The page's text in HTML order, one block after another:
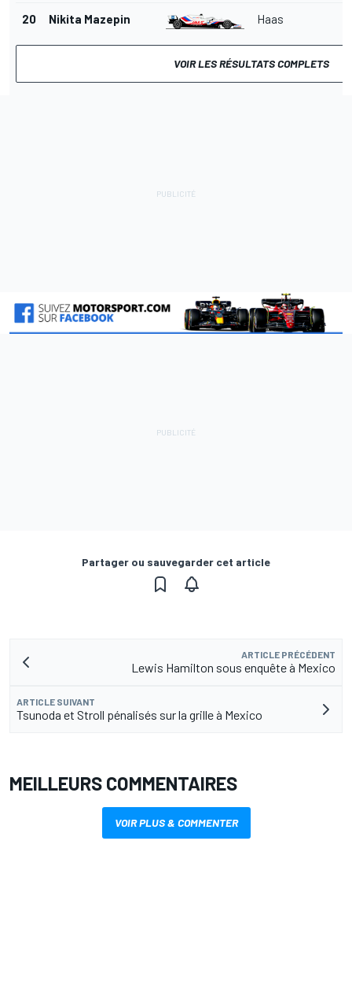
20 Nikita Mazepin Haas
VOIR LES RÉSULTATS COMPLETS
Partager ou sauvegarder cet article
ARTICLE PRÉCÉDENT
Lewis Hamilton sous enquête à Mexico
ARTICLE SUIVANT
Tsunoda et Stroll pénalisés sur la grille à Mexico
MEILLEURS COMMENTAIRES
VOIR PLUS & COMMENTER